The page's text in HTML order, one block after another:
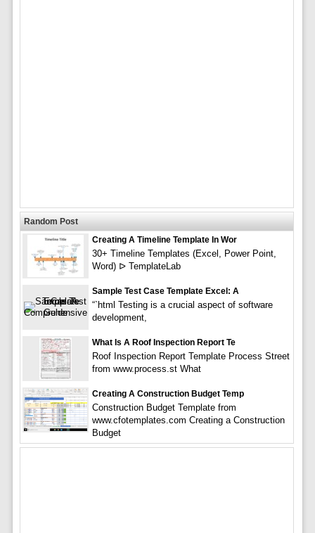
Random Post
Creating A Timeline Template In Wor
30+ Timeline Templates (Excel, Power Point,
Word) ᐅ TemplateLab
Sample Test Case Template Excel: A
“`html Testing is a crucial aspect of software
development,
What Is A Roof Inspection Report Te
Roof Inspection Report Template Process Street
from www.process.st What
Creating A Construction Budget Temp
Construction Budget Template from
www.cfotemplates.com Creating a Construction
Budget